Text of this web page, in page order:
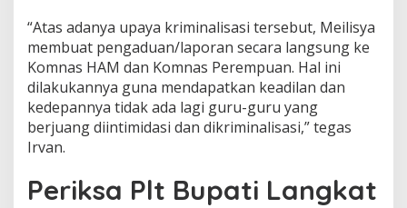
“Atas adanya upaya kriminalisasi tersebut, Meilisya
membuat pengaduan/laporan secara langsung ke
Komnas HAM dan Komnas Perempuan. Hal ini
dilakukannya guna mendapatkan keadilan dan
kedepannya tidak ada lagi guru-guru yang
berjuang diintimidasi dan dikriminalisasi,” tegas
Irvan.
Periksa Plt Bupati Langkat